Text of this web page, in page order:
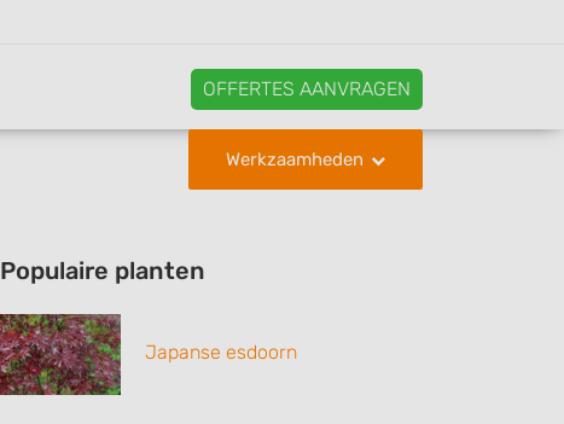
OFFERTES AANVRAGEN
Werkzaamheden
Populaire planten
Japanse esdoorn